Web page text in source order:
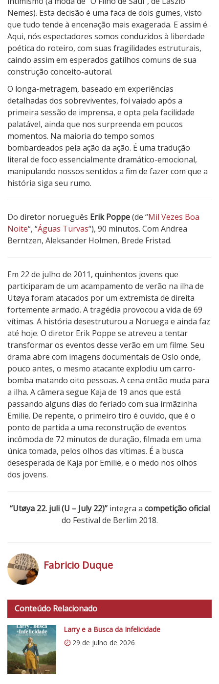
Nemes). Esta decisão é uma faca de dois gumes, visto
que tudo tende à encenação mais exagerada. E assim é.
Aqui, nós espectadores somos conduzidos à liberdade
poética do roteiro, com suas fragilidades estruturais,
caindo assim em esperados gatilhos comuns de sua
construção conceito-autoral.
O longa-metragem, baseado em experiências
detalhadas dos sobreviventes, foi vaiado após a
primeira sessão de imprensa, e opta pela facilidade
palatável, ainda que nos surpreenda em poucos
momentos. Na maioria do tempo somos
bombardeados pela ação da ação. É uma tradução
literal de foco essencialmente dramático-emocional,
manipulando nossos sentidos a fim de fazer com que a
história siga seu rumo.
Do diretor norueguês Erik Poppe(de “Mil Vezes Boa
Noite“, “Águas Turvas“), 90 minutos. Com Andrea
Berntzen, Aleksander Holmen, Brede Fristad.
Em 22 de julho de 2011, quinhentos jovens que
participaram de um acampamento de verão na ilha de
Utøya foram atacados por um extremista de direita
fortemente armado. A tragédia provocou a vida de 69
vítimas. A história desestruturou a Noruega e ainda faz
até hoje. O diretor Erik Poppe se atreveu a tentar
transformar os eventos desse verão em um filme. Seu
drama abre com imagens documentais de Oslo onde,
pouco antes, o mesmo atacante explodiu um carro-
bomba matando oito pessoas. A cena então muda para
a ilha. A câmera segue Kaja de 19 anos que está
passando alguns dias do feriado com sua irmãzinha
Emilie. De repente, o primeiro tiro é ouvido, que é o
ponto de partida a uma reconstrução de eventos
incômoda de 72 minutos de duração, filmada em uma
única tomada, pelos olhos das vítimas. É a busca
desesperada de Kaja por Emilie, e o medo nos olhos
dos jovens.
“Utøya 22. juli (U – July 22)”integra a competição oficial
do Festival de Berlim 2018.
o
t
C
í
t
i
t
p
s
:
/
/
Fabricio Duque
Conteúdo Relacionado
Larry e a Busca da Infelicidade
29 de julho de 2026